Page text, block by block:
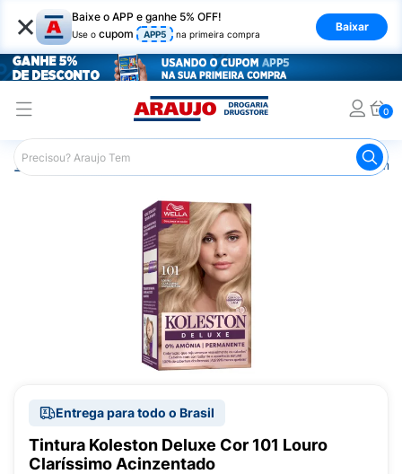
× Baixe o APP e ganhe 5% OFF!
Use o cupom APP5 na primeira compra
Baixar
0
Araujo Cabelo Coloração
Entrega para todo o Brasil
Tintura Koleston Deluxe Cor 101 Louro
Claríssimo Acinzentado